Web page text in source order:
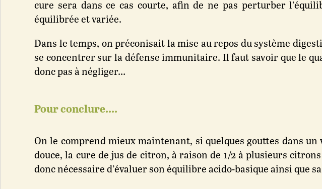
cure sera dans ce cas courte, afin de ne pas perturber
équilibrée et variée.
Dans le temps, on préconisait la mise au repos du système
se concentrer sur la défense immunitaire. Il faut savoir que le
donc pas à négliger…
Pour conclure....
On le comprend mieux maintenant, si quelques gouttes dans
douce, la cure de jus de citron, à raison de 1/2 à plusieurs
donc nécessaire d’évaluer son équilibre acido-basique ainsi que